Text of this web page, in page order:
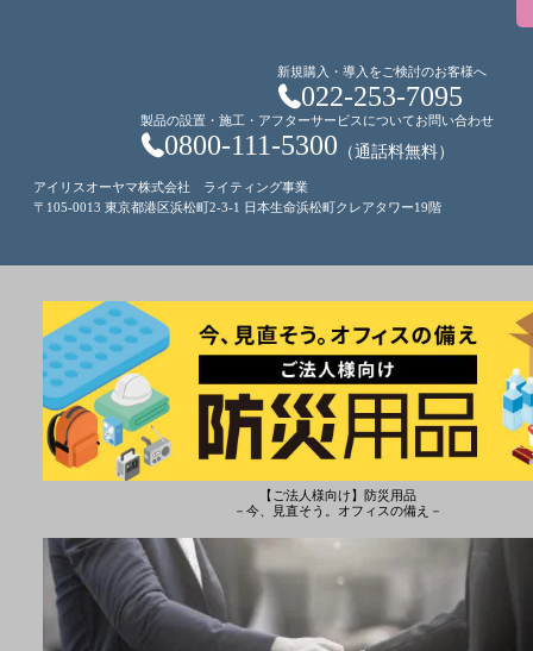
新規購入・導入をご検討のお客様へ
022-253-7095
製品の設置・施工・アフターサービスについてお問い合わせ
0800-111-5300 （通話料無料）
アイリスオーヤマ株式会社 ライティング事業
〒105-0013 東京都港区浜松町2-3-1 日本生命浜松町クレアタワー19階
【ご法人様向け】防災用品
－今、見直そう。オフィスの備え－